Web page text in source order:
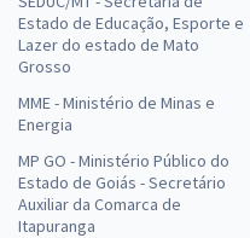
Estado de Educação, Esporte e
Lazer do estado de Mato
Grosso
MME - Ministério de Minas e
Energia
MP GO - Ministério Público do
Estado de Goiás - Secretário
Auxiliar da Comarca de
Itapuranga